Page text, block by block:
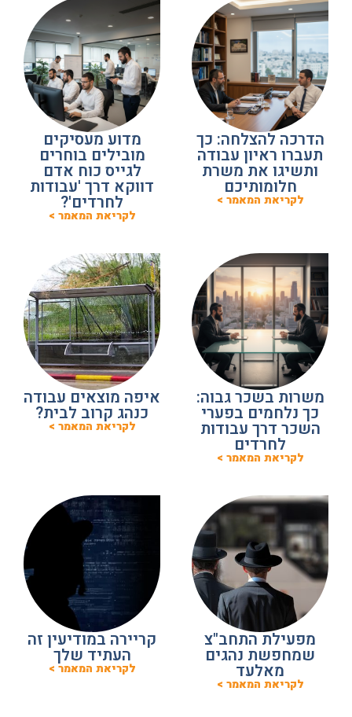
הדרכה להצלחה: כך
תעברו ראיון עבודה
ותשיגו את משרת
חלומותיכם
לקריאת המאמר >
מדוע מעסיקים
מובילים בוחרים
לגייס כוח אדם
דווקא דרך 'עבודות
לחרדים'?
לקריאת המאמר >
משרות בשכר גבוה:
כך נלחמים בפערי
השכר דרך עבודות
לחרדים
לקריאת המאמר >
איפה מוצאים עבודה
כנהג קרוב לבית?
לקריאת המאמר >
מפעילת התחב"צ
שמחפשת נהגים
מאלעד
לקריאת המאמר >
קריירה במודיעין זה
העתיד שלך
לקריאת המאמר >